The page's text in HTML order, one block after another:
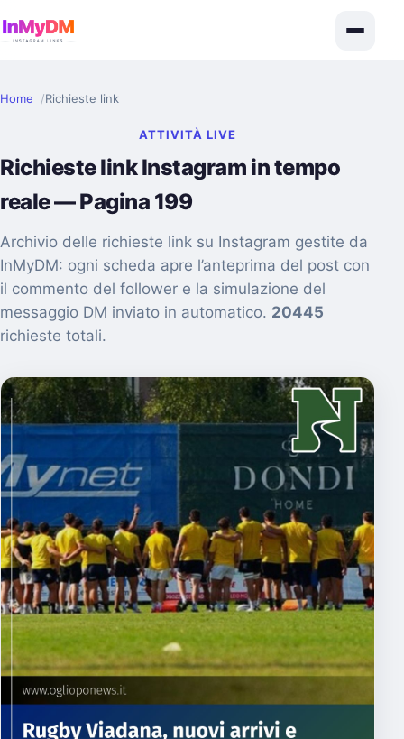
Home Richieste link
ATTIVITÀ LIVE
Richieste link Instagram in tempo
reale — Pagina 199
Archivio delle richieste link su Instagram gestite da
InMyDM: ogni scheda apre l’anteprima del post con
il commento del follower e la simulazione del
messaggio DM inviato in automatico. 20445
richieste totali.